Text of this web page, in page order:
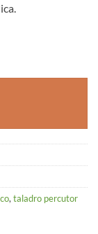
,taladro percutor